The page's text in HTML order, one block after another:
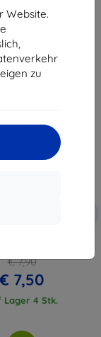
Website.
zu
€ 7,90
€ 7,50
Lager 4 Stk.